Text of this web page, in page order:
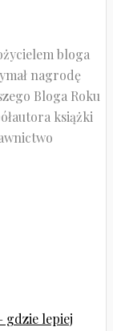
bloga
nagrodę
Bloga Roku
książki
gdzie lepiej